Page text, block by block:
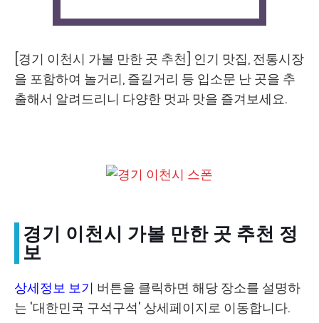
[경기 이천시 가볼 만한 곳 추천] 인기 맛집, 전통시장
을 포함하여 놀거리, 즐길거리 등 입소문 난 곳을 추
출해서 알려드리니 다양한 멋과 맛을 즐겨보세요.
경기 이천시 가볼 만한 곳 추천 정
보
상세정보 보기 버튼을 클릭하면 해당 장소를 설명하
는 '대한민국 구석구석' 상세페이지로 이동합니다.